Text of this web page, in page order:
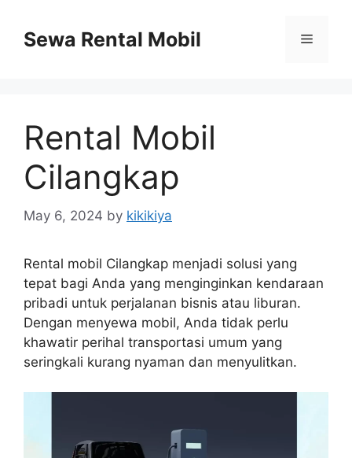
contentSewa Rental Mobil Menu
Rental Mobil
Cilangkap
May 6, 2024 by kikikiya
Rental mobil Cilangkap menjadi solusi yang
tepat bagi Anda yang menginginkan kendaraan
pribadi untuk perjalanan bisnis atau liburan.
Dengan menyewa mobil, Anda tidak perlu
khawatir perihal transportasi umum yang
seringkali kurang nyaman dan menyulitkan.